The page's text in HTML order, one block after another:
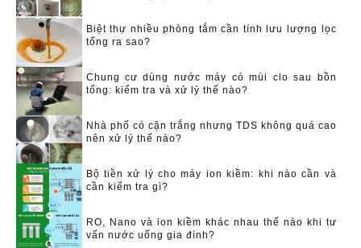
Biệt thự nhiều phòng tắm cần tính lưu lượng lọc
tổng ra sao?
Chung cư dùng nước máy có mùi clo sau bồn
tổng: kiểm tra và xử lý thế nào?
Nhà phố có cặn trắng nhưng TDS không quá cao
nên xử lý thế nào?
Bộ tiền xử lý cho máy ion kiềm: khi nào cần và
cần kiểm tra gì?
RO, Nano và ion kiềm khác nhau thế nào khi tư
vấn nước uống gia đình?